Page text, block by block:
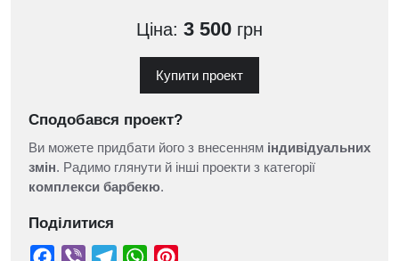
Ціна: 3 500 грн
Купити проект
Сподобався проект?
Ви можете придбати його з внесенням індивідуальних
змін. Радимо глянути й інші проекти з категорії
комплекси барбекю.
Поділитися